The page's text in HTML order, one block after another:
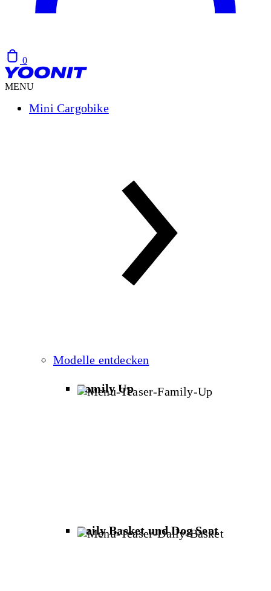
0
MENU
Mini Cargobike
Modelle entdecken
Family Up
Daily Basket und Dog Seat